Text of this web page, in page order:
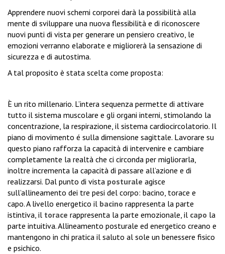
Apprendere nuovi schemi corporei darà la possibilità alla
mente di sviluppare una nuova flessibilità e di riconoscere
nuovi punti di vista per generare un pensiero creativo, le
emozioni verranno elaborate e migliorerà la sensazione di
sicurezza e di autostima.
A tal proposito è stata scelta come proposta:
È un rito millenario. L’intera sequenza permette di attivare
tutto il sistema muscolare e gli organi interni, stimolando la
concentrazione, la respirazione, il sistema cardiocircolatorio. Il
piano di movimento é sulla dimensione sagittale. Lavorare su
questo piano rafforza la capacità di intervenire e cambiare
completamente la realtà che ci circonda per migliorarla,
inoltre incrementa la capacità di passare all’azione e di
realizzarsi. Dal punto di vista posturale agisce
sull’allineamento dei tre pesi del corpo: bacino, torace e
capo.A livello energetico il bacino rappresenta la parte
istintiva, il torace rappresenta la parte emozionale, il capo la
parte intuitiva.Allineamento posturale ed energetico creano e
mantengono in chi pratica il saluto al sole un benessere fisico
e psichico.